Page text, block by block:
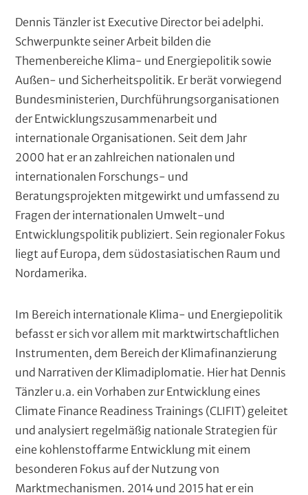
Dennis Tänzler ist Executive Director bei adelphi.
Schwerpunkte seiner Arbeit bilden die
Themenbereiche Klima- und Energiepolitik sowie
Außen- und Sicherheitspolitik. Er berät vorwiegend
Bundesministerien, Durchführungsorganisationen
der Entwicklungszusammenarbeit und
internationale Organisationen. Seit dem Jahr
2000 hat er an zahlreichen nationalen und
internationalen Forschungs- und
Beratungsprojekten mitgewirkt und umfassend zu
Fragen der internationalen Umwelt-und
Entwicklungspolitik publiziert. Sein regionaler Fokus
liegt auf Europa, dem südostasiatischen Raum und
Nordamerika.
Im Bereich internationale Klima- und Energiepolitik
befasst er sich vor allem mit marktwirtschaftlichen
Instrumenten, dem Bereich der Klimafinanzierung
und Narrativen der Klimadiplomatie. Hier hat Dennis
Tänzler u.a. ein Vorhaben zur Entwicklung eines
Climate Finance Readiness Trainings (CLIFIT) geleitet
und analysiert regelmäßig nationale Strategien für
eine kohlenstoffarme Entwicklung mit einem
besonderen Fokus auf der Nutzung von
Marktmechanismen. 2014 und 2015 hat er ein